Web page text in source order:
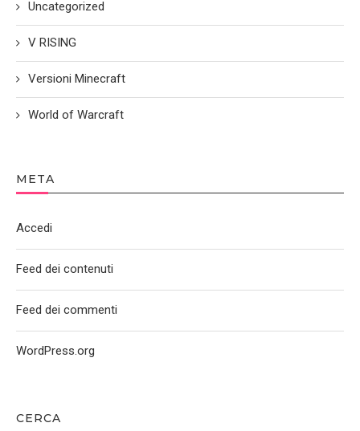
CERCA
Uncategorized
V RISING
Versioni Minecraft
World of Warcraft
META
Accedi
Feed dei contenuti
Feed dei commenti
WordPress.org